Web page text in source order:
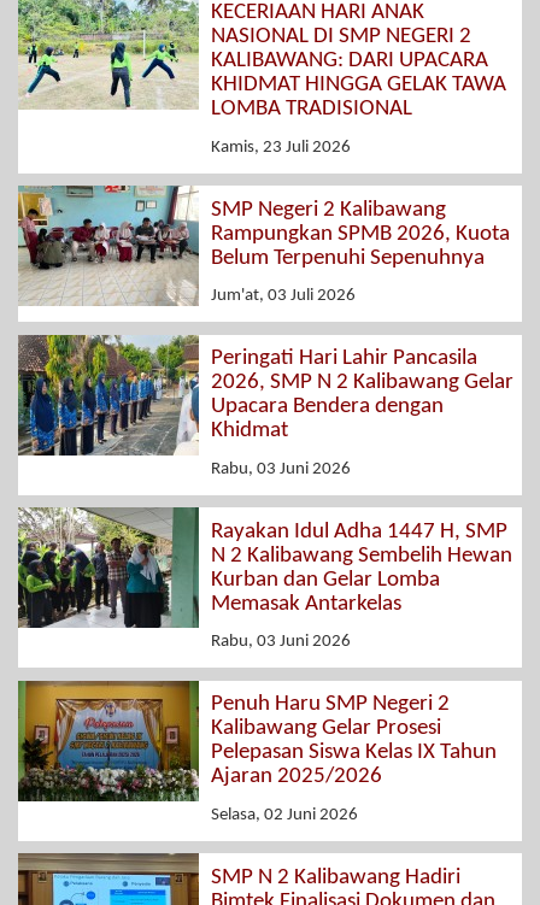
KECERIAAN HARI ANAK
NASIONAL DI SMP NEGERI 2
KALIBAWANG: DARI UPACARA
KHIDMAT HINGGA GELAK TAWA
LOMBA TRADISIONAL
Kamis, 23 Juli 2026
SMP Negeri 2 Kalibawang
Rampungkan SPMB 2026, Kuota
Belum Terpenuhi Sepenuhnya
Jum'at, 03 Juli 2026
Peringati Hari Lahir Pancasila
2026, SMP N 2 Kalibawang Gelar
Upacara Bendera dengan
Khidmat
Rabu, 03 Juni 2026
Rayakan Idul Adha 1447 H, SMP
N 2 Kalibawang Sembelih Hewan
Kurban dan Gelar Lomba
Memasak Antarkelas
Rabu, 03 Juni 2026
Penuh Haru SMP Negeri 2
Kalibawang Gelar Prosesi
Pelepasan Siswa Kelas IX Tahun
Ajaran 2025/2026
Selasa, 02 Juni 2026
SMP N 2 Kalibawang Hadiri